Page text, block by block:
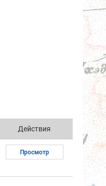
Действия
Просмотр